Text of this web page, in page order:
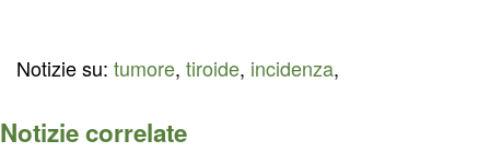
Notizie su: tumore, tiroide, incidenza,
Notizie correlate